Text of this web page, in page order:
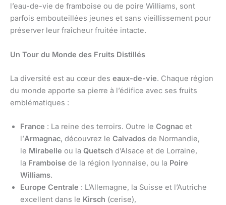
l’eau-de-vie de framboise ou de poire Williams, sont
parfois embouteillées jeunes et sans vieillissement pour
préserver leur fraîcheur fruitée intacte.
Un Tour du Monde des Fruits Distillés
La diversité est au cœur des eaux-de-vie. Chaque région
du monde apporte sa pierre à l’édifice avec ses fruits
emblématiques :
France : La reine des terroirs. Outre le Cognac et
l’Armagnac, découvrez le Calvados de Normandie,
le Mirabelle ou la Quetsch d’Alsace et de Lorraine,
la Framboise de la région lyonnaise, ou la Poire
Williams.
Europe Centrale : L’Allemagne, la Suisse et l’Autriche
excellent dans le Kirsch (cerise),